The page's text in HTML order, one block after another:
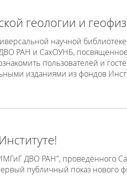
геологии и
научной
РАН и СахОУНБ,
пользователей и
изданиями из фондов
ДВО РАН", проведённого
публичный показ